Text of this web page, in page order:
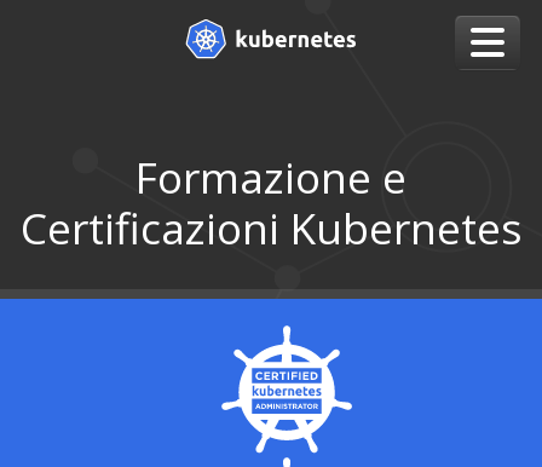
Formazione e
Certificazioni Kubernetes